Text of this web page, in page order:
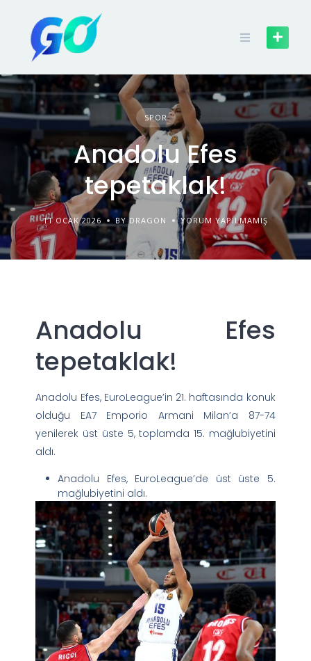
SPOR
Anadolu Efes
tepetaklak!
11 OCAK 2026 BY DRAGON YORUM YAPILMAMIŞ
Anadolu Efes
tepetaklak!
Anadolu Efes, EuroLeague’in 21. haftasında konuk
olduğu EA7 Emporio Armani Milan’a 87-74
yenilerek üst üste 5, toplamda 15. mağlubiyetini
aldı.
Anadolu Efes, EuroLeague’de üst üste 5.
mağlubiyetini aldı.